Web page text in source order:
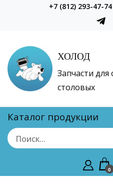
+7 (812) 293-47-
ХОЛОД
Запчасти
столовых
Каталог продукции
0